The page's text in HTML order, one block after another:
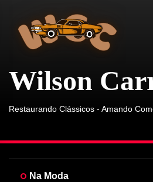
content
Wilson
Restaurando Clássicos - Amando
Na Moda